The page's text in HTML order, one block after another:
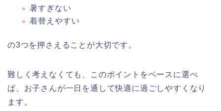
暑すぎない
着替えやすい
の3つを押さえることが大切です。
難しく考えなくても、このポイントをベースに選べ
ば、お子さんが一日を通して快適に過ごしやすくなり
ます。